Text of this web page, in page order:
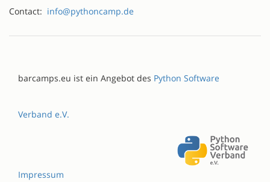
Contact: info@pythoncamp.de
barcamps.eu ist ein Angebot des Python Software
Verband e.V.
Impressum